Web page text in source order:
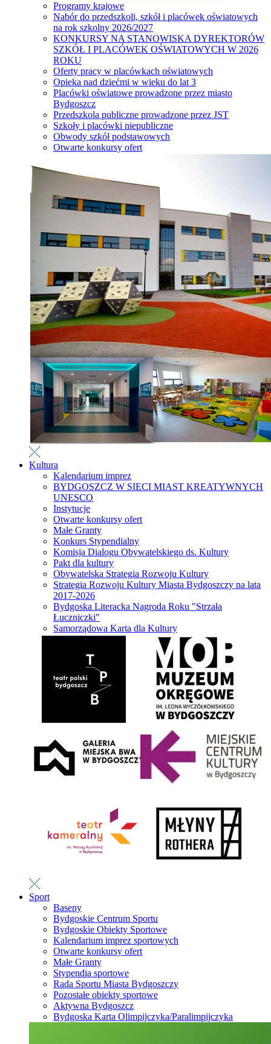
Programy krajowe
Nabór do przedszkoli, szkół i placówek oświatowych
na rok szkolny 2026/2027
KONKURSY NA STANOWISKA DYREKTORÓW
SZKÓŁ I PLACÓWEK OŚWIATOWYCH W 2026
ROKU
Oferty pracy w placówkach oświatowych
Opieka nad dziećmi w wieku do lat 3
Placówki oświatowe prowadzone przez miasto
Bydgoszcz
Przedszkola publiczne prowadzone przez JST
Szkoły i placówki niepubliczne
Obwody szkół podstawowych
Otwarte konkursy ofert
Kultura
Kalendarium imprez
BYDGOSZCZ W SIECI MIAST KREATYWNYCH
UNESCO
Instytucje
Otwarte konkursy ofert
Małe Granty
Konkurs Stypendialny
Komisja Dialogu Obywatelskiego ds. Kultury
Pakt dla kultury
Obywatelska Strategia Rozwoju Kultury
Strategia Rozwoju Kultury Miasta Bydgoszczy na lata
2017-2026
Bydgoska Literacka Nagroda Roku "Strzała
Łuczniczki"
Samorządowa Karta dla Kultury
Sport
Baseny
Bydgoskie Centrum Sportu
Bydgoskie Obiekty Sportowe
Kalendarium imprez sportowych
Otwarte konkursy ofert
Małe Granty
Stypendia sportowe
Rada Sportu Miasta Bydgoszczy
Pozostałe obiekty sportowe
Aktywna Bydgoszcz
Bydgoska Karta Olimpijczyka/Paralimpijczyka